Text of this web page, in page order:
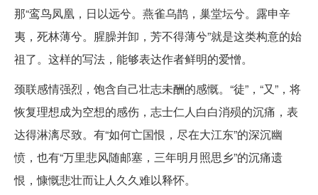
那“鸾鸟凤凰，日以远兮。燕雀乌鹊，巢堂坛兮。露申辛
夷，死林薄兮。腥臊并卸，芳不得薄兮”就是这类构意的始
祖了。这样的写法，能够表达作者鲜明的爱憎。
颈联感情强烈，饱含自己壮志未酬的感慨。“徒”，“又”，将
恢复理想成为空想的感伤，志士仁人白白消殒的沉痛，表
达得淋漓尽致。有“如何亡国恨，尽在大江东”的深沉幽
愤，也有“万里悲风随邮塞，三年明月照思乡”的沉痛遗
恨，慷慨悲壮而让人久久难以释怀。